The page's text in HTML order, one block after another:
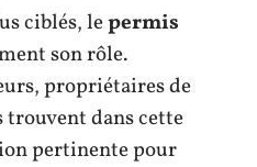
ciblés, lepermis
son rôle.
propriétaires de
dans cette
pertinente pour